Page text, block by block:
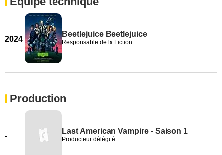
2024
Beetlejuice Beetlejuice
Responsable de la Fiction
Production
-
Last American Vampire - Saison 1
Producteur délégué